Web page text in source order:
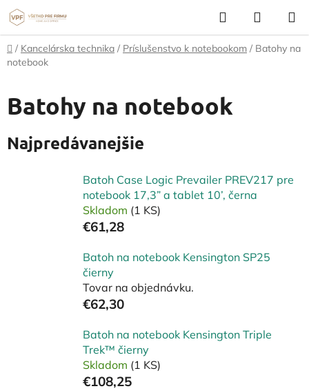
Prejsť
na
obsah
Hľadať
KOŠÍK
Domov
/ Kancelárska technika / Príslušenstvo k notebookom / Batohy na
notebook
Batohy na notebook
Najpredávanejšie
Batoh Case Logic Prevailer PREV217 pre
notebook 17,3” a tablet 10’, černa
Skladom (1 KS)
€61,28
Batoh na notebook Kensington SP25
čierny
Tovar na objednávku.
€62,30
Batoh na notebook Kensington Triple
Trek™ čierny
Skladom (1 KS)
€108,25